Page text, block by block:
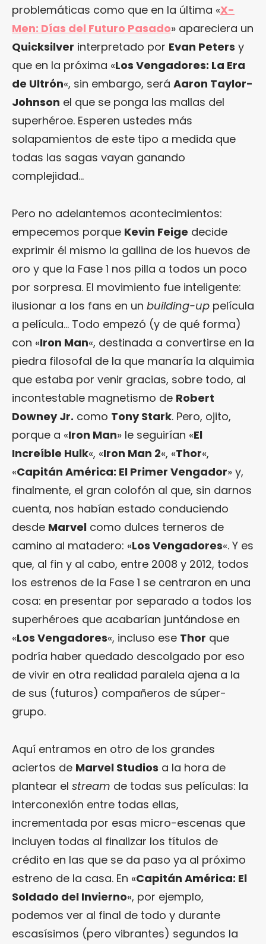
problemáticas como que en la última «X-
Men: Días del Futuro Pasado» apareciera un
Quicksilver interpretado por Evan Peters y
que en la próxima «Los Vengadores: La Era
de Ultrón«, sin embargo, será Aaron Taylor-
Johnson el que se ponga las mallas del
superhéroe. Esperen ustedes más
solapamientos de este tipo a medida que
todas las sagas vayan ganando
complejidad…
Pero no adelantemos acontecimientos:
empecemos porque Kevin Feige decide
exprimir él mismo la gallina de los huevos de
oro y que la Fase 1 nos pilla a todos un poco
por sorpresa. El movimiento fue inteligente:
ilusionar a los fans en un building-up película
a película… Todo empezó (y de qué forma)
con «Iron Man«, destinada a convertirse en la
piedra filosofal de la que manaría la alquimia
que estaba por venir gracias, sobre todo, al
incontestable magnetismo de Robert
Downey Jr. como Tony Stark. Pero, ojito,
porque a «Iron Man» le seguirían «El
Increíble Hulk«, «Iron Man 2«, «Thor«,
«Capitán América: El Primer Vengador» y,
finalmente, el gran colofón al que, sin darnos
cuenta, nos habían estado conduciendo
desde Marvel como dulces terneros de
camino al matadero: «Los Vengadores«. Y es
que, al fin y al cabo, entre 2008 y 2012, todos
los estrenos de la Fase 1 se centraron en una
cosa: en presentar por separado a todos los
superhéroes que acabarían juntándose en
«Los Vengadores«, incluso ese Thor que
podría haber quedado descolgado por eso
de vivir en otra realidad paralela ajena a la
de sus (futuros) compañeros de súper-
grupo.
Aquí entramos en otro de los grandes
aciertos de Marvel Studios a la hora de
plantear el stream de todas sus películas: la
interconexión entre todas ellas,
incrementada por esas micro-escenas que
incluyen todas al finalizar los títulos de
crédito en las que se da paso ya al próximo
estreno de la casa. En «Capitán América: El
Soldado del Invierno«, por ejemplo,
podemos ver al final de todo y durante
escasísimos (pero vibrantes) segundos la